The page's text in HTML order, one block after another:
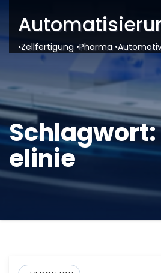
•Zellfertigung •Pharma
Schlagwort:
elinie